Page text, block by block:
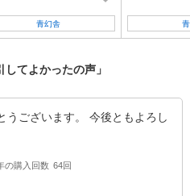
青幻舎
てよかったの声」
うございます。 今後ともよろし
の購入回数 64回